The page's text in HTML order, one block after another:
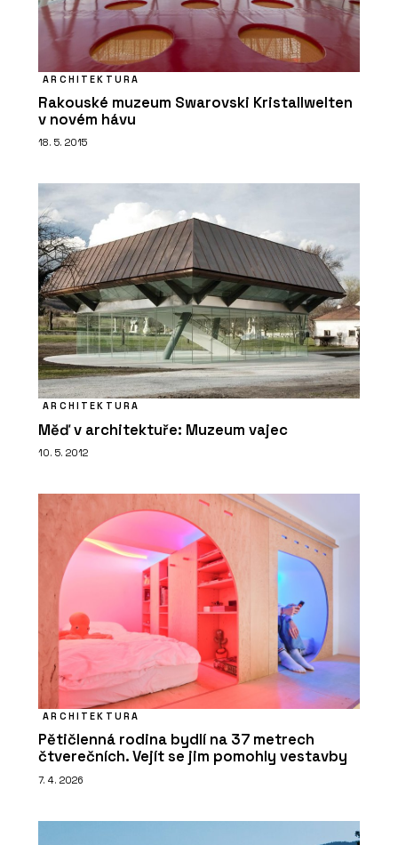
ARCHITEKTURA
Rakouské muzeum Swarovski Kristallwelten
v novém hávu
18. 5. 2015
ARCHITEKTURA
Měď v architektuře: Muzeum vajec
10. 5. 2012
ARCHITEKTURA
Pětičlenná rodina bydlí na 37 metrech
čtverečních. Vejít se jim pomohly vestavby
7. 4. 2026